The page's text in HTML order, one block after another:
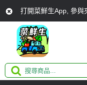
打開菜鮮生App, 參與